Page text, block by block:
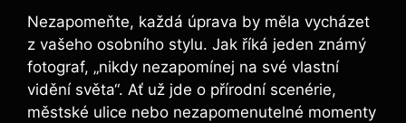
Nezapomeňte, každá úprava by měla vycházet
z vašeho osobního stylu. Jak říká jeden známý
fotograf, „nikdy nezapomínej na své vlastní
vidění světa“. Ať už jde o přírodní scenérie,
městské ulice nebo nezapomenutelné momenty